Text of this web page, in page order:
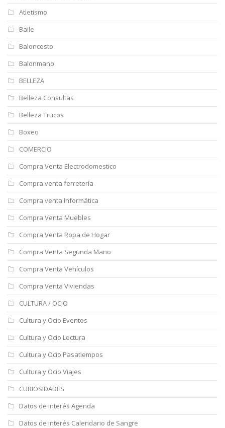
Atletismo
Baile
Baloncesto
Balonmano
BELLEZA
Belleza Consultas
Belleza Trucos
Boxeo
COMERCIO
Compra Venta Electrodomestico
Compra venta ferretería
Compra venta Informática
Compra Venta Muebles
Compra Venta Ropa de Hogar
Compra Venta Segunda Mano
Compra Venta Vehículos
Compra Venta Viviendas
CULTURA / OCIO
Cultura y Ocio Eventos
Cultura y Ocio Lectura
Cultura y Ocio Pasatiempos
Cultura y Ocio Viajes
CURIOSIDADES
Datos de interés Agenda
Datos de interés Calendario de Sangre